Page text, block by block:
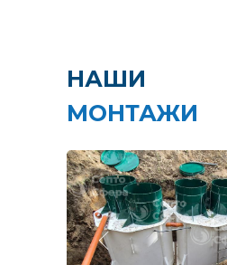
НАШИ
МОНТАЖИ